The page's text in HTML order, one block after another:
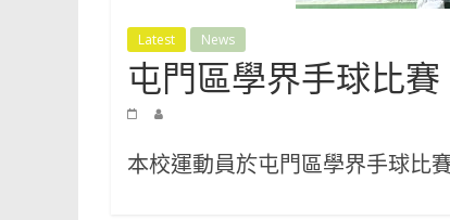
Latest News
屯門區學界手球比賽
本校運動員於屯門區學界手球比